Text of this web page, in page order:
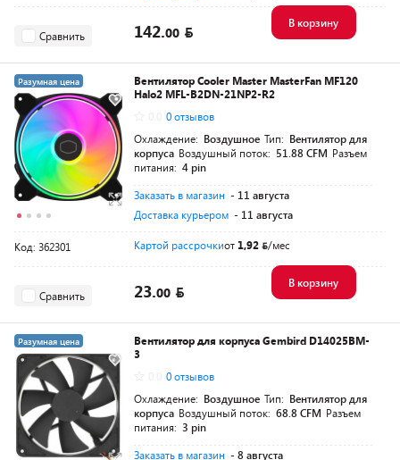
Сравнить 142.00
В корзину
Разумная цена
Вентилятор Cooler Master MasterFan MF120
Halo2 MFL-B2DN-21NP2-R2
0 отзывов
Охлаждение: Воздушное Тип: Вентилятор для
корпуса Воздушный поток: 51.88 CFM Разъем
питания: 4 pin
Заказать в магазин - 11 августа
Доставка курьером - 11 августа
Код: 362301 Картой рассрочкиот 1,92 /мес
Сравнить 23.00
В корзину
Разумная цена
Вентилятор для корпуса Gembird D14025BM-
3
0 отзывов
Охлаждение: Воздушное Тип: Вентилятор для
корпуса Воздушный поток: 68.8 CFM Разъем
питания: 3 pin
Заказать в магазин - 8 августа